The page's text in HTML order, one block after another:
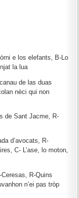
e los elefants, B-Lo
la lua
de las duas
nèci qui non
de Sant Jacme, R-
d’avocats, R-
C- L’ase, lo moton,
R-Quins
n’ei pas tròp